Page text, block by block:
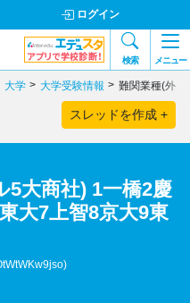
ログイン
検索 メニュー
大学 大学受験情報 難関業種(外
スレッドを作成 +
5大商社) 1一橋2慶
大7上智8京大9東